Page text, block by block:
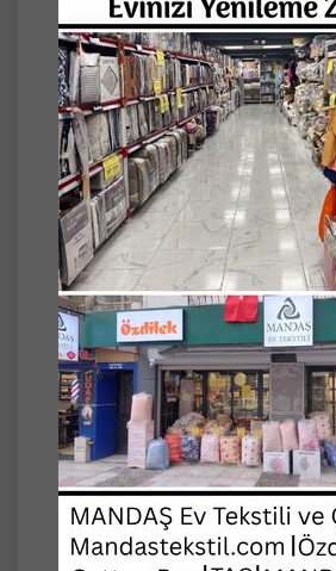
Evinizin zarafetini taçlandırın!
Ürün Özellikleri:
Marka: Remy
Desen İsmi: Örgü Desen
Ürün Ölçüleri: 160x230cm -+
GÜPÜRLÜ kumaştan
Bakım Talimatları:
Makinada max. 30 derecede
Çamaşır suyu ve leke sökücü
kullanmayınız.
Yıkama esnasında koyu